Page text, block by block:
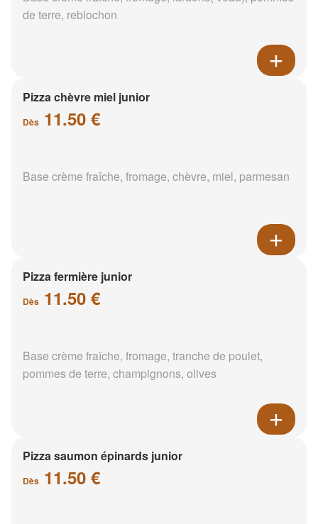
de terre, reblochon
Pizza chèvre miel junior
Dès 11.50 €
Base crème fraîche, fromage, chèvre, miel, parmesan
Pizza fermière junior
Dès 11.50 €
Base crème fraîche, fromage, tranche de poulet,
pommes de terre, champignons, olives
Pizza saumon épinards junior
Dès 11.50 €